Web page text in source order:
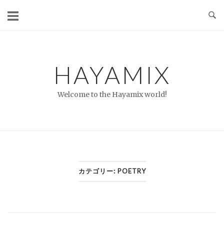
HAYAMIX
Welcome to the Hayamix world!
カテゴリー: POETRY